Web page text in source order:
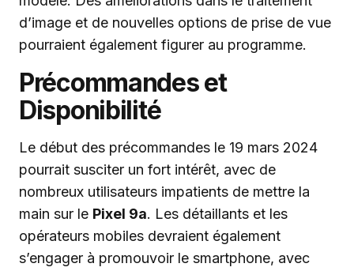
d’image et de nouvelles options de prise de vue
pourraient également figurer au programme.
Précommandes et
Disponibilité
Le début des précommandes le 19 mars 2024
pourrait susciter un fort intérêt, avec de
nombreux utilisateurs impatients de mettre la
main sur le Pixel 9a. Les détaillants et les
opérateurs mobiles devraient également
s’engager à promouvoir le smartphone, avec